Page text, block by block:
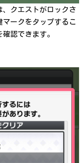
、クエストがロックさ
ークをタップするこ
認できます。